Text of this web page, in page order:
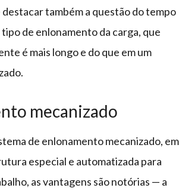
destacar também a questão do tempo
de enlonamento da carga, que
é mais longo e do que em um
mecanizado
de enlonamento mecanizado, em
especial e automatizada para
as vantagens são notórias — a